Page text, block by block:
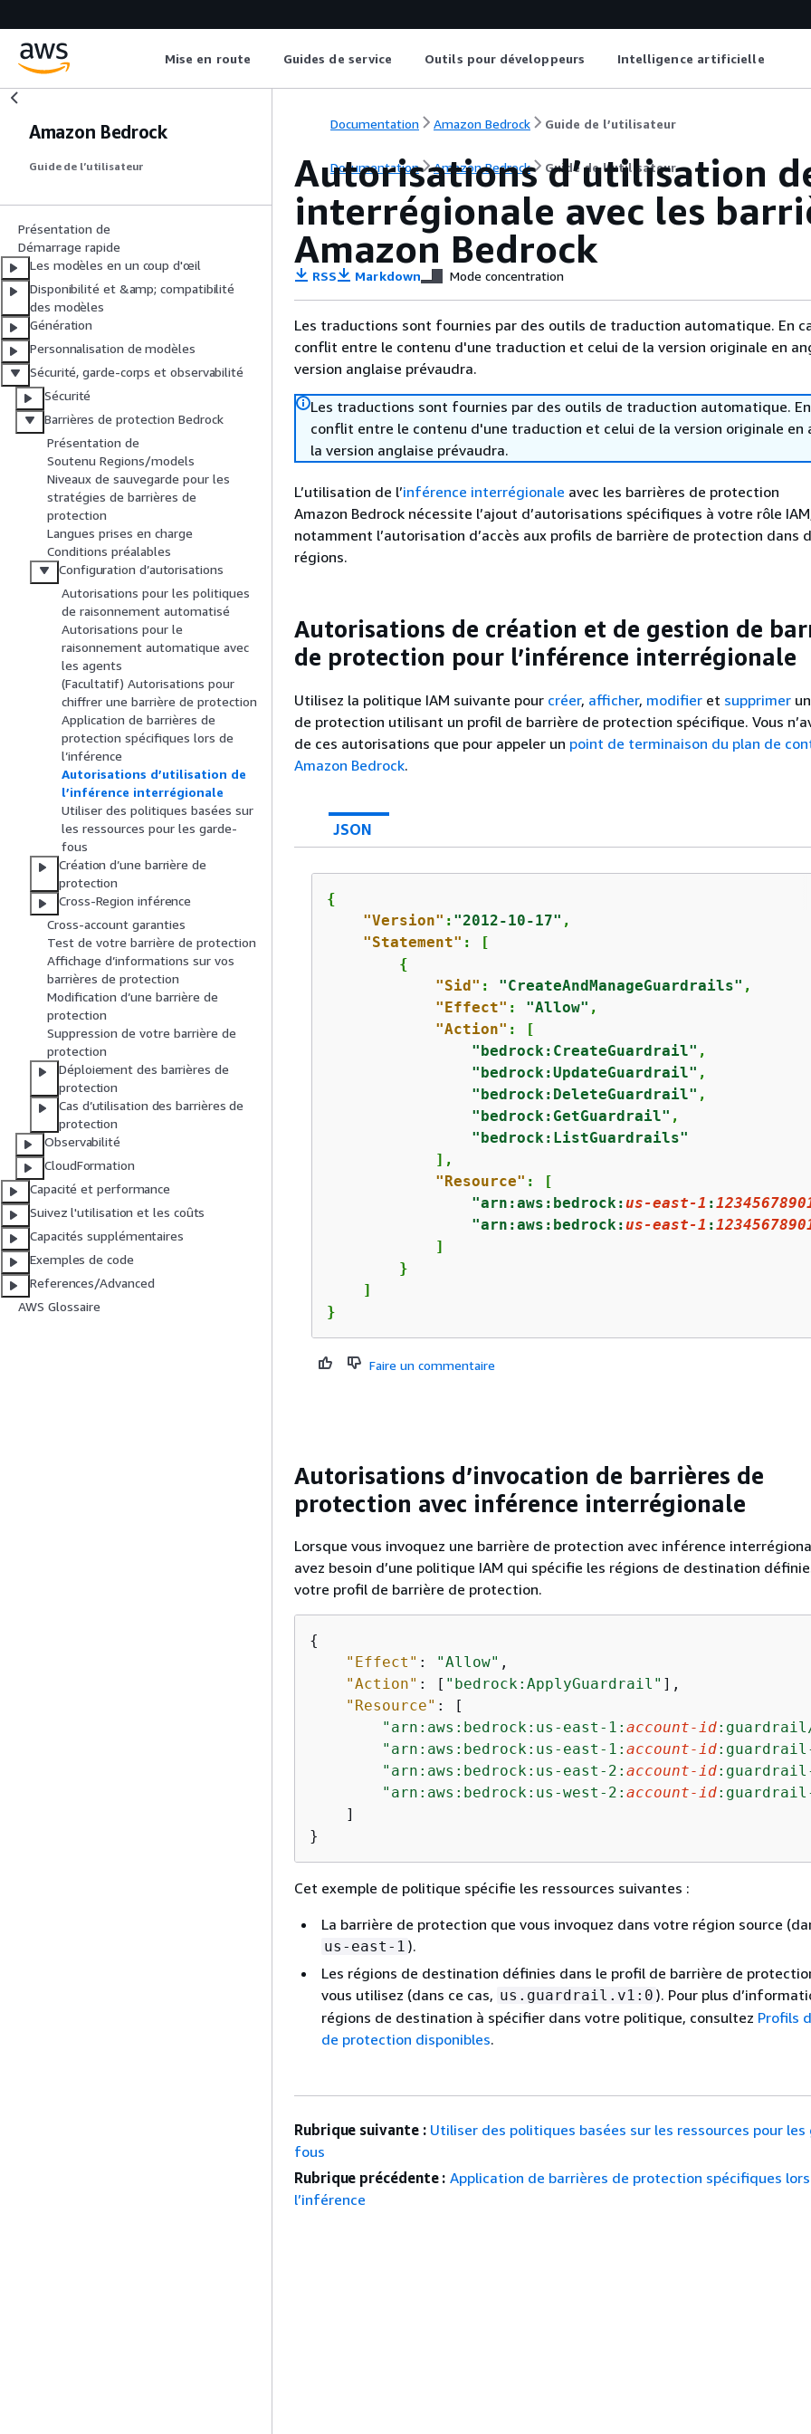
Mise en route Guides de service Outils pour développeurs Intelligence artificielle
Amazon Bedrock
Guide de l’utilisateur
Présentation de
Démarrage rapide
Les modèles en un coup d'œil
Disponibilité et &amp; compatibilité
des modèles
Génération
Personnalisation de modèles
Sécurité, garde-corps et observabilité
Sécurité
Barrières de protection Bedrock
Présentation de
Soutenu Regions/models
Niveaux de sauvegarde pour les
stratégies de barrières de
protection
Langues prises en charge
Conditions préalables
Configuration d’autorisations
Autorisations pour les politiques
de raisonnement automatisé
Autorisations pour le
raisonnement automatique avec
les agents
(Facultatif) Autorisations pour
chiffrer une barrière de protection
Application de barrières de
protection spécifiques lors de
l’inférence
Autorisations d’utilisation de
l’inférence interrégionale
Utiliser des politiques basées sur
les ressources pour les garde-
fous
Création d’une barrière de
protection
Cross-Region inférence
Cross-account garanties
Test de votre barrière de protection
Affichage d’informations sur vos
barrières de protection
Modification d’une barrière de
protection
Suppression de votre barrière de
protection
Déploiement des barrières de
protection
Cas d’utilisation des barrières de
protection
Observabilité
CloudFormation
Capacité et performance
Suivez l'utilisation et les coûts
Capacités supplémentaires
Exemples de code
References/Advanced
AWS Glossaire
Documentation Amazon Bedrock Guide de l’utilisateur
Documentation Amazon Bedrock Guide de l’utilisateur
Autorisations d’utilisation
interrégionale avec les
Amazon Bedrock
RSS Markdown Mode concentration
Les traductions sont fournies par des outils de traduction automatique. En
conflit entre le contenu d'une traduction et celui de la version originale en
version anglaise prévaudra.
Les traductions sont fournies par des outils de traduction automatique.
conflit entre le contenu d'une traduction et celui de la version originale en
la version anglaise prévaudra.
L’utilisation de l’inférence interrégionale avec les barrières de protection
Amazon Bedrock nécessite l’ajout d’autorisations spécifiques à votre rôle
notamment l’autorisation d’accès aux profils de barrière de protection dans
régions.
Autorisations de création et de gestion de
de protection pour l’inférence interrégionale
Utilisez la politique IAM suivante pour créer, afficher, modifier et supprimer
de protection utilisant un profil de barrière de protection spécifique. Vous
de ces autorisations que pour appeler un point de terminaison du plan de
Amazon Bedrock.
JSON
{
"Version" : "2012-10-17" ,
"Statement" : [
{
"Sid" : "CreateAndManageGuardrails" ,
"Effect" : "Allow" ,
"Action" : [
"bedrock:CreateGuardrail" ,
"bedrock:UpdateGuardrail" ,
"bedrock:DeleteGuardrail" ,
"bedrock:GetGuardrail" ,
"bedrock:ListGuardrails"
            ],
"Resource" : [
"arn:aws:bedrock:us-east-1 :
"arn:aws:bedrock:us-east-1 :
            ]
        }
    ]
}
Faire un commentaire
Autorisations d’invocation de barrières de
protection avec inférence interrégionale
Lorsque vous invoquez une barrière de protection avec inférence
avez besoin d’une politique IAM qui spécifie les régions de destination
votre profil de barrière de protection.
{
"Effect" : "Allow" ,
"Action" : [ "bedrock:ApplyGuardrail" ],
"Resource" : [
"arn:aws:bedrock:us-east-1: account-id
"arn:aws:bedrock:us-east-1: account-id
"arn:aws:bedrock:us-east-2: account-id
"arn:aws:bedrock:us-west-2: account-id
    ]
}
Cet exemple de politique spécifie les ressources suivantes :
La barrière de protection que vous invoquez dans votre région source
us-east-1 ).
Les régions de destination définies dans le profil de barrière de
vous utilisez (dans ce cas, us.guardrail.v1:0 ). Pour plus
régions de destination à spécifier dans votre politique, consultez Profils
de protection disponibles.
Rubrique suivante : Utiliser des politiques basées sur les ressources pour les
fous
Rubrique précédente : Application de barrières de protection spécifiques
l’inférence